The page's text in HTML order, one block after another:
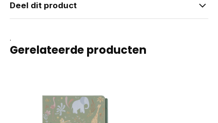
Deel dit product
.
Gerelateerde producten